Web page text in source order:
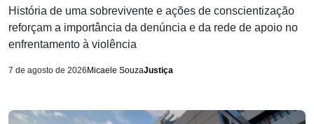
História de uma sobrevivente e ações de conscientização
reforçam a importância da denúncia e da rede de apoio no
enfrentamento à violência
7 de agosto de 2026 Micaele SouzaJustiça